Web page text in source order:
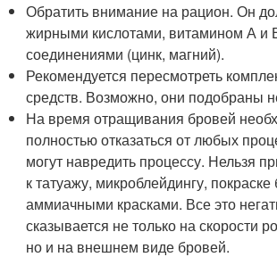
Обратить внимание на рацион. Он
жирными кислотами, витамином А и
соединениями (цинк, магний).
Рекомендуется пересмотреть
средств. Возможно, они подобраны
На время отращивания бровей
полностью отказаться от любых
могут навредить процессу. Нельзя
к татуажу, микроблейдингу, покраске
аммиачными красками. Все это
сказывается не только на скорости
но и на внешнем виде бровей.